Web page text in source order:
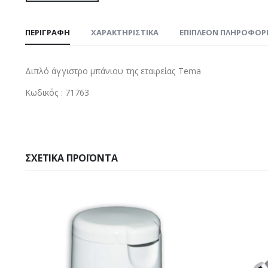
ΠΕΡΙΓΡΑΦΉ ΧΑΡΑΚΤΗΡΙΣΤΙΚΑ ΕΠΙΠΛΈΟΝ
Διπλό άγγιστρο μπάνιου της εταιρείας Tema
Κωδικός : 71763
ΣΧΕΤΙΚΆ ΠΡΟΪΌΝΤΑ